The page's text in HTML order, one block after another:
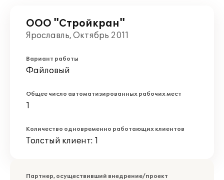
ООО "Стройкран"
Ярославль, Октябрь 2011
Вариант работы
Файловый
Общее число автоматизированных рабочих мест
1
Количество одновременно работающих клиентов
Толстый клиент: 1
Партнер, осуществивший внедрение/проект